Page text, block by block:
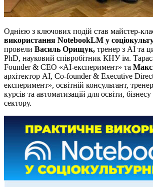
Однією з ключових подій став майстер-
використання NotebookLM у
провели Василь Орищук, тренер з AI та
PhD, науковий співробітник КНУ ім.
Founder & CEO «АІ-експеримент» та
архітектор АІ, Co-founder & Executive
експеримент», освітній консультант,
курсів та автоматизацій для освіти,
сектору.